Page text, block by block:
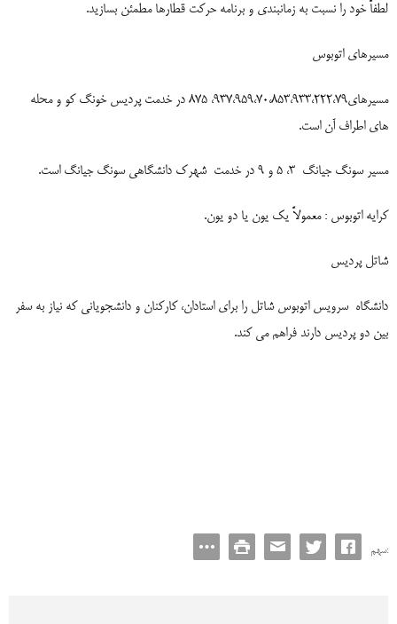
لطفاً خود را نسبت به زمانبندی و برنامه حرکت قطارها مطمئن بسازید.
مسیرهای اتوبوس
مسیرهای937،959،70،853،933،222،79، 875 در خدمت پردیس خونگ کو و محله
های اطراف آن است.
مسیر سونگ جیانگ 3، 5 و 9 در خدمت شهرک دانشگاهی سونگ جیانگ است.
کرایه اتوبوس : معمولاً یک یون یا دو یون.
شاتل پردیس
دانشگاه سرویس اتوبوس شاتل را برای استادان، کارکنان و دانشجویانی که نیاز به سفر
بین دو پردیس دارند فراهم می کند.
سهم: